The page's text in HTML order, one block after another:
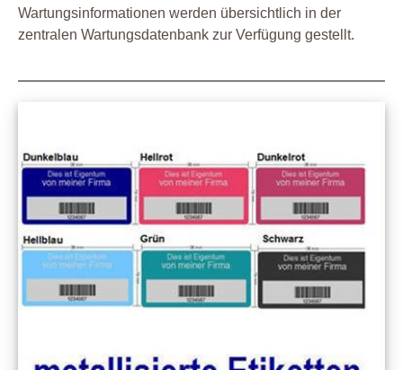
Wartungsinformationen werden übersichtlich in der
zentralen Wartungsdatenbank zur Verfügung gestellt.